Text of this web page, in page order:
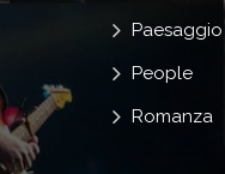
Paesaggio
People
Romanza